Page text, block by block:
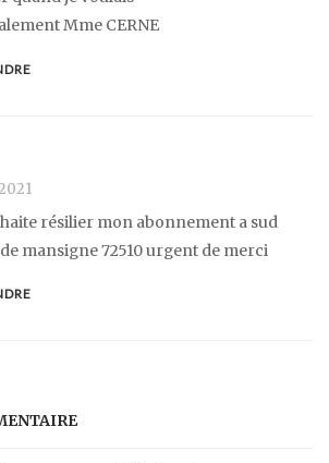
Mme CERNE
résilier mon abonnement a sud
mansigne 72510 urgent de merci